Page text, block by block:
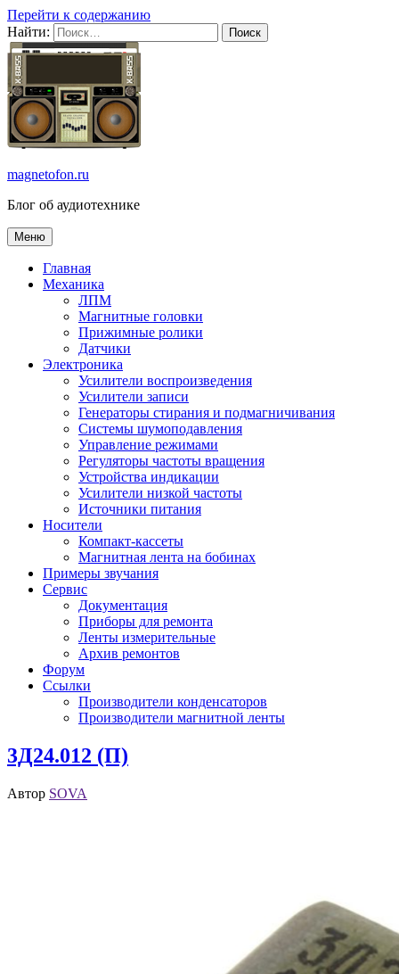
Перейти к содержанию
Найти:
magnetofon.ru
Блог об аудиотехнике
Меню
Главная
Механика
ЛПМ
Магнитные головки
Прижимные ролики
Датчики
Электроника
Усилители воспроизведения
Усилители записи
Генераторы стирания и подмагничивания
Системы шумоподавления
Управление режимами
Регуляторы частоты вращения
Устройства индикации
Усилители низкой частоты
Источники питания
Носители
Компакт-кассеты
Магнитная лента на бобинах
Примеры звучания
Сервис
Документация
Приборы для ремонта
Ленты измерительные
Архив ремонтов
Форум
Ссылки
Производители конденсаторов
Производители магнитной ленты
3Д24.012 (П)
Автор SOVA